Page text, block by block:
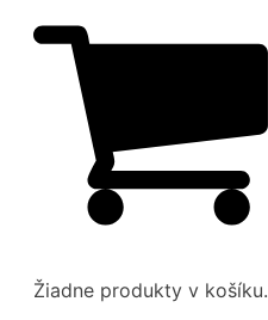
Žiadne produkty v košíku.